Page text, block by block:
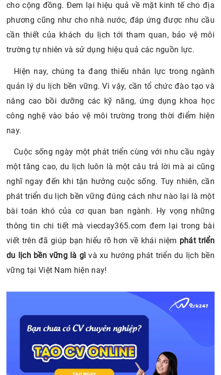
cho cộng đồng. Đem lại hiệu quả về mặt kinh tế cho địa
phương cũng như cho nhà nước, đáp ứng được nhu cầu
cần thiết của khách du lịch tới tham quan, bảo vệ môi
trường tự nhiên và sử dụng hiệu quả các nguồn lực.
Hiện nay, chúng ta đang thiếu nhân lực trong ngành
quản lý du lịch bền vững. Vì vậy, cần tổ chức đào tạo và
nâng cao bồi dưỡng các kỹ năng, ứng dụng khoa học
công nghệ vào bảo vệ môi trường trong thời điểm hiện
nay.
Cuộc sống ngày một phát triển cùng với nhu cầu ngày
một tăng cao, du lịch luôn là một câu trả lời mà ai cũng
nghĩ ngay đến khi tận hưởng cuộc sống. Tuy nhiên, cần
phát triển du lịch bền vững đúng cách như nào lại là một
bài toán khó của cơ quan ban ngành. Hy vọng những
thông tin chi tiết mà viecday365.com đem lại trong bài
viết trên đã giúp bạn hiểu rõ hơn về khái niệm phát triển
du lịch bền vững là gì và xu hướng phát triển du lịch bền
vững tại Việt Nam hiện nay!